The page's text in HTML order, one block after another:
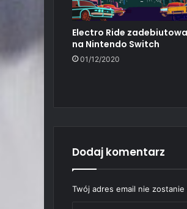
Electro Ride
na Nintendo Switch
01/12/2020
Dodaj komentarz
Twój adres email nie